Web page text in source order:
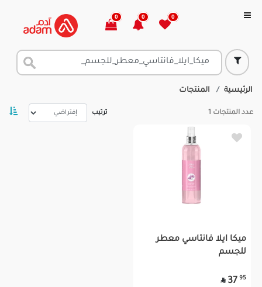
0
0
0
الرئيسية المنتجات
عدد المنتجات 1 ترتيب
ميكا ايلا فانتاسي معطر
للجسم
95
37
